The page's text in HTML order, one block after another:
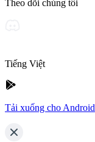
Theo dõi chúng tôi
Tiếng Việt
Tải xuống cho Android